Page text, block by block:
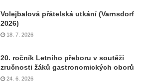
Volejbalová přátelská utkání (Varnsdorf
2026)
18. 7. 2026
20. ročník Letního přeboru v soutěži
zručnosti žáků gastronomických oborů
24. 6. 2026